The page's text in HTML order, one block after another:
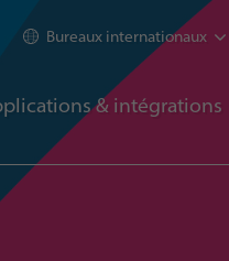
Bureaux internationaux
& intégrations